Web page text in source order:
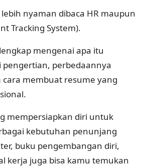
nyaman dibaca HR maupun
Tracking System).
mengenai apa itu
pengertian, perbedaannya
cara membuat resume yang
mempersiapkan diri untuk
kebutuhan penunjang
buku pengembangan diri,
kerja juga bisa kamu temukan